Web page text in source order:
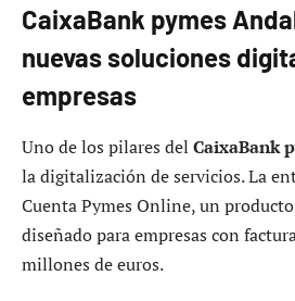
CaixaBank pymes
nuevas soluciones
empresas
Uno de los pilares del CaixaBank
la digitalización de servicios. La
Cuenta Pymes Online, un
diseñado para empresas con
millones de euros.